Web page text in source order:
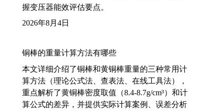
握变压器能效评估要点。
2026年8月4日
铜棒的重量计算方法有哪些
本文详细介绍了铜棒和黄铜棒重量的三种常用计
算方法（理论公式法、查表法、在线工具法），
重点解析了黄铜棒密度取值（8.4-8.7g/cm³）和计
算公式的差异，并提供实际计算案例、误差分析